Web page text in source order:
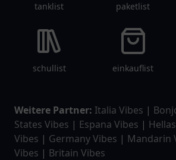
tanklist paketlist
schullist einkauflist
Weitere Partner: Italia Vibes |
States Vibes | Espana Vibes |
Vibes | Germany Vibes | Mandarin
Vibes | Britain Vibes